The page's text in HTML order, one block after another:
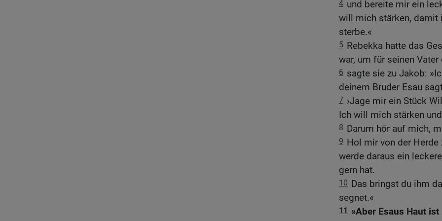
4 und bereite mir ein
will mich stärken, damit
sterbe.«
5 Rebekka hatte das
war, um für seinen
6 sagte sie zu Jakob:
deinem Bruder Esau
7 ›Jage mir ein Stück
Ich will mich stärken
8 Darum hör auf mich,
9 Hol mir von der
werde daraus ein
gern hat.
10 Das bringst du ihm
segnet.«
11
»Aber Esaus Haut